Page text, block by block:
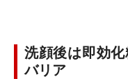
洗顔後は即効
バリア